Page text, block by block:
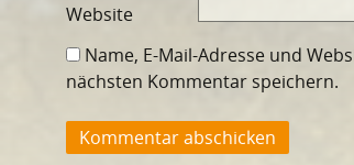
Website
Name, E-Mail-Adresse und
nächsten Kommentar speichern.